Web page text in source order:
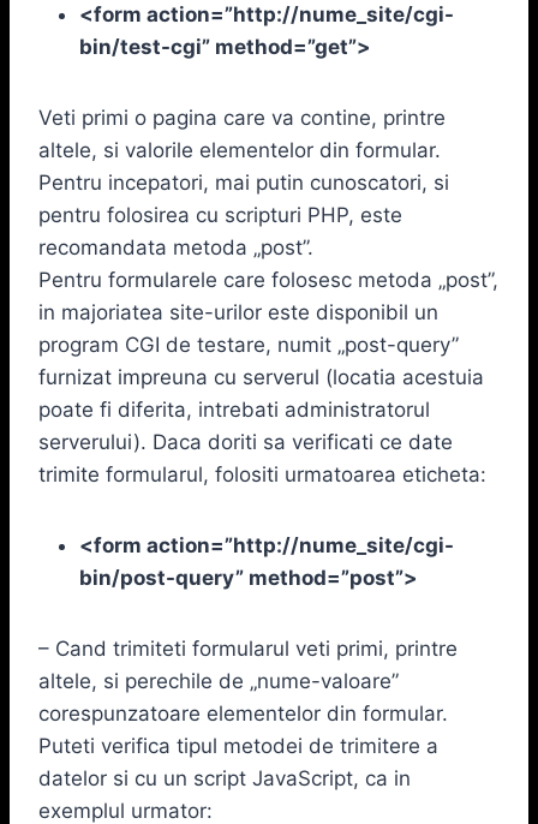
<form action=”http://nume_site/cgi-
bin/test-cgi” method=”get”>
Veti primi o pagina care va contine, printre
altele, si valorile elementelor din formular.
Pentru incepatori, mai putin cunoscatori, si
pentru folosirea cu scripturi PHP, este
recomandata metoda „post”.
Pentru formularele care folosesc metoda „post”,
in majoriatea site-urilor este disponibil un
program CGI de testare, numit „post-query”
furnizat impreuna cu serverul (locatia acestuia
poate fi diferita, intrebati administratorul
serverului). Daca doriti sa verificati ce date
trimite formularul, folositi urmatoarea eticheta:
<form action=”http://nume_site/cgi-
bin/post-query” method=”post”>
– Cand trimiteti formularul veti primi, printre
altele, si perechile de „nume-valoare”
corespunzatoare elementelor din formular.
Puteti verifica tipul metodei de trimitere a
datelor si cu un script JavaScript, ca in
exemplul urmator: